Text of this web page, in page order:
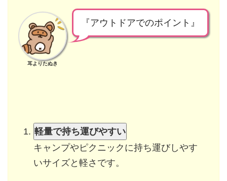
耳よりたぬき
『アウトドアでのポイント』
軽量で持ち運びやすい
キャンプやピクニックに持ち運びしやす
いサイズと軽さです。